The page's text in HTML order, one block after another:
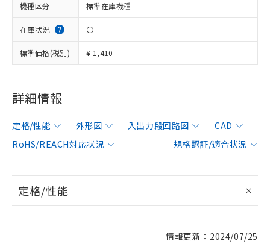
機種区分 標準在庫機種
在庫状況 〇
標準価格(税別) ¥ 1,410
詳細情報
定格/性能 外形図 入出力段回路図
CAD
RoHS/REACH対応状況
規格認証/適合状況
定格/性能
情報更新：2024/07/25